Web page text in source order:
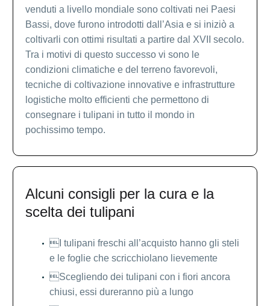
venduti a livello mondiale sono coltivati nei Paesi
Bassi, dove furono introdotti dall’Asia e si iniziò a
coltivarli con ottimi risultati a partire dal XVII secolo.
Tra i motivi di questo successo vi sono le
condizioni climatiche e del terreno favorevoli,
tecniche di coltivazione innovative e infrastrutture
logistiche molto efficienti che permettono di
consegnare i tulipani in tutto il mondo in
pochissimo tempo.
Alcuni consigli per la cura e la
scelta dei tulipani
I tulipani freschi all’acquisto hanno gli steli
e le foglie che scricchiolano lievemente
Scegliendo dei tulipani con i fiori ancora
chiusi, essi dureranno più a lungo